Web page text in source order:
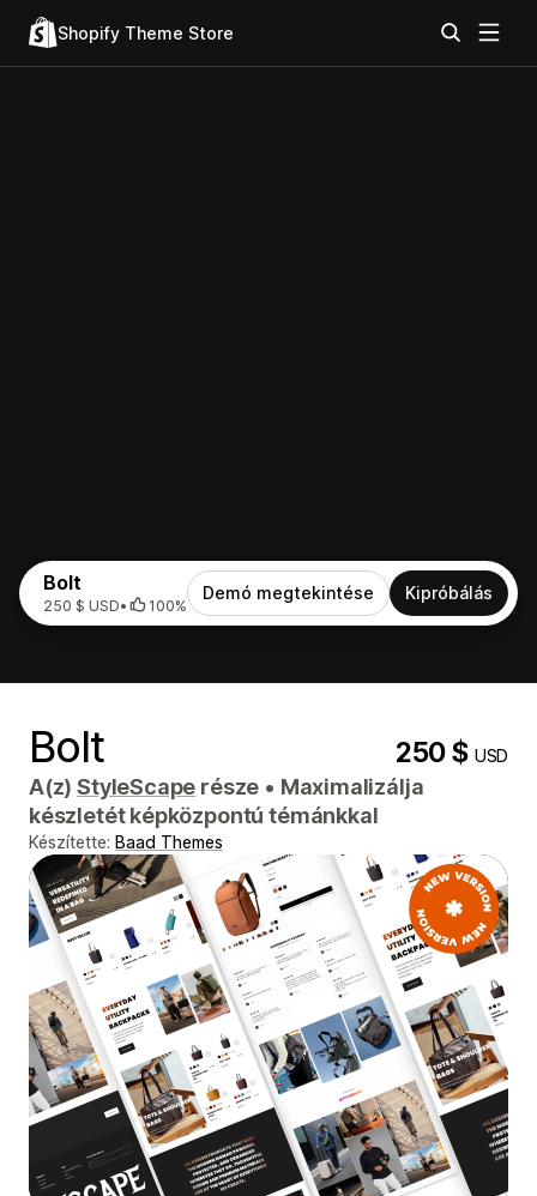
Shopify Theme Store
Bolt
250 $ USD• 100%
Demó megtekintése Kipróbálás
Bolt 250 $USD
A(z)StyleScape része • Maximalizálja
készletét képközpontú témánkkal
Készítette: Baad Themes